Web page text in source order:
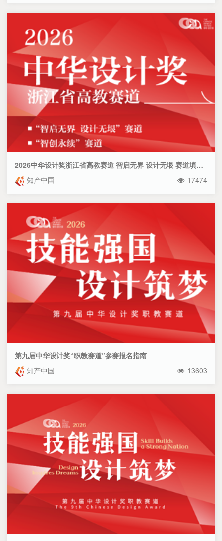
2026中华设计奖浙江省高教赛道 智启无界 设计无垠 赛道填报指南
知产中国
17474
第九届中华设计奖“职教赛道”参赛报名指南
知产中国
13603